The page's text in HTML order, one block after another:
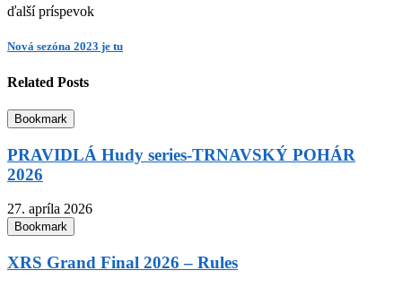
ďalší príspevok
Nová sezóna 2023 je tu
Related Posts
Bookmark
PRAVIDLÁ Hudy series-TRNAVSKÝ POHÁR
2026
27. apríla 2026
Bookmark
XRS Grand Final 2026 – Rules